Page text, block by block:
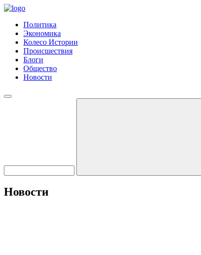
Политика
Экономика
Колесо Истории
Происшествия
Блоги
Общество
Новости
Новости